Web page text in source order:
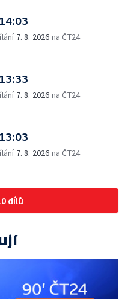
7. 8. 2026 na ČT24
7. 8. 2026 na ČT24
7. 8. 2026 na ČT24
dílů